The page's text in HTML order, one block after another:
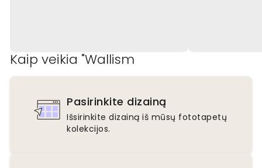
Kaip veikia "Wallism
Pasirinkite dizainą
Išsirinkite dizainą iš mūsų fototapetų
kolekcijos.